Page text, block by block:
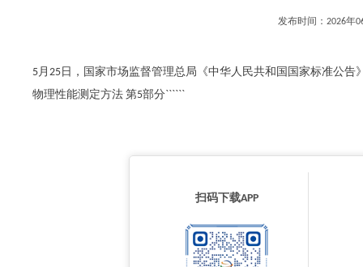
发布时间：2026
5月25日，国家市场监督管理总局《中华人民共和国国家标准公
物理性能测定方法 第5部分``````
扫码下载APP